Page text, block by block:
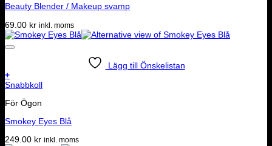
Beauty Blender / Makeup svamp
69.00 kr inkl. moms
Lägg till Önskelistan
+
Snabbkoll
För Ögon
Smokey Eyes Blå
249.00 kr inkl. moms